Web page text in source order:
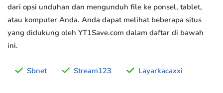
dari opsi unduhan dan mengunduh file ke ponsel, tablet,
atau komputer Anda. Anda dapat melihat beberapa situs
yang didukung oleh YT1Save.com dalam daftar di bawah
ini.
Sbnet Stream123 Layarkacaxxi